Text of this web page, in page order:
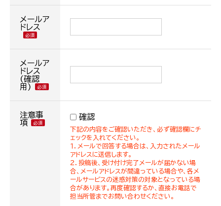
メールア
ドレス
メールア
ドレス
(確認
用)
注意事
項
確認
下記の内容をご確認いただき、必ず確認欄にチ
ェックを入れてください。
１．メールで回答する場合は、入力されたメール
アドレスに送信します。
２．投稿後、受け付け完了メールが届かない場
合、メールアドレスが間違っている場合や、各メ
ールサービスの迷惑対策の対象となっている場
合があります。再度確認するか、直接お電話で
担当所管までお問い合わせください。